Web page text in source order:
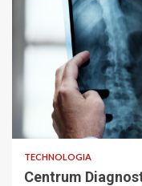
2 min odczytu
TECHNOLOGIA
Centrum